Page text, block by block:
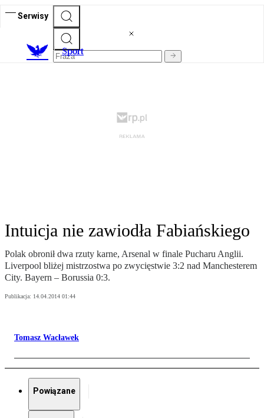
Serwisy
Sport
Intuicja nie zawiodła Fabiańskiego
Polak obronił dwa rzuty karne, Arsenal w finale Pucharu Anglii.
Liverpool bliżej mistrzostwa po zwycięstwie 3:2 nad Manchesterem
City. Bayern – Borussia 0:3.
Publikacja: 14.04.2014 01:44
Tomasz Wacławek
Powiązane